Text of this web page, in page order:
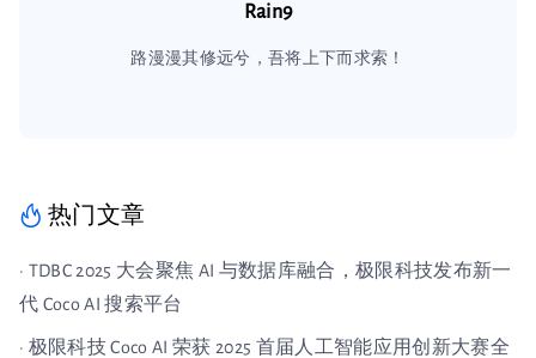
Rain9
路漫漫其修远兮，吾将上下而求索！
热门文章
· TDBC 2025 大会聚焦 AI 与数据库融合，极限科技发布新一
代 Coco AI 搜索平台
· 极限科技 Coco AI 荣获 2025 首届人工智能应用创新大赛全